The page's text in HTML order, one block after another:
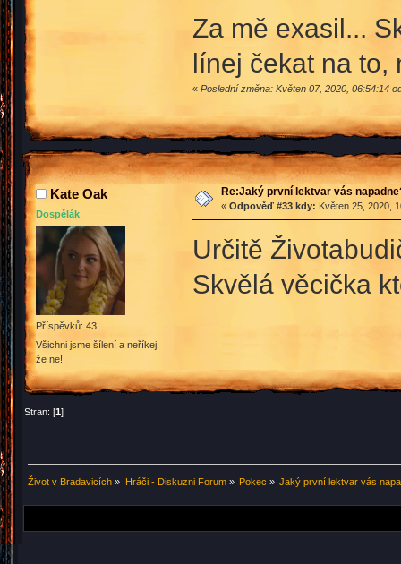
Za mě exasil...
línej čekat na
« Poslední změna: Květen 07, 2020, 06:54:14
Kate Oak
Dospělák
Příspěvků: 43
Všichni jsme šílení a neříkej,
že ne!
Re:Jaký první lektvar vás
« Odpověď #33 kdy: Květen 25, 2020,
Určitě
Skvělá věcička
Stran: [1]
Život v Bradavicích » Hráči - Diskuzni Forum» Pokec » Jaký první lektvar vás